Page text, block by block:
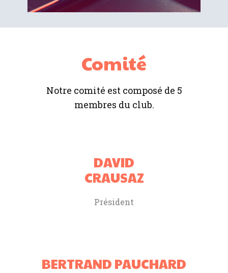
Comité
Notre comité est composé de 5
membres du club.
DAVID
CRAUSAZ
Président
BERTRAND PAUCHARD